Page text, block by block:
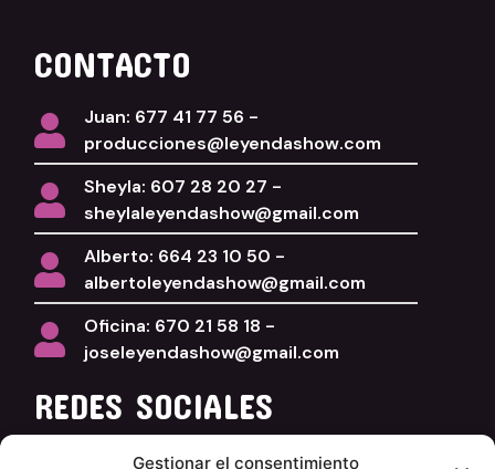
Gestionar el consentimiento
CONTACTO
Juan: 677 41 77 56 -
producciones@leyendashow.com
Sheyla: 607 28 20 27 -
sheylaleyendashow@gmail.com
Alberto: 664 23 10 50 -
albertoleyendashow@gmail.com
Oficina: 670 21 58 18 -
joseleyendashow@gmail.com
REDES SOCIALES
Facebook